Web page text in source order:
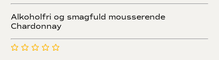
Alkoholfri og smagfuld mousserende
Chardonnay